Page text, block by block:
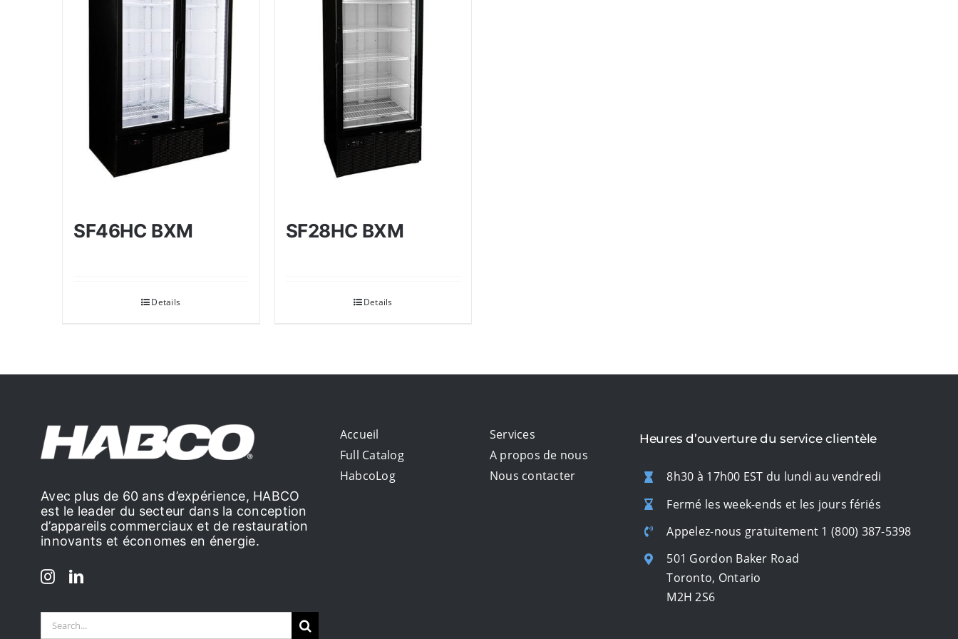
SF46HC BXM
Details
SF28HC BXM
Details
Avec plus de 60 ans d’expérience, HABCO
est le leader du secteur dans la conception
d’appareils commerciaux et de restauration
innovants et économes en énergie.
Search
Accueil
Full Catalog
HabcoLog
Services
A propos de nous
Nous contacter
Heures d’ouverture du service clientèle
8h30 à 17h00 EST du lundi au vendredi
Fermé les week-ends et les jours fériés
Appelez-nous gratuitement 1 (800) 387-5398
501 Gordon Baker Road
Toronto, Ontario
M2H 2S6